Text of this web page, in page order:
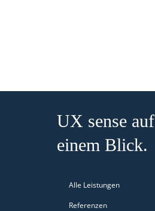
UX sense auf
einem Blick.
Alle Leistungen
Referenzen